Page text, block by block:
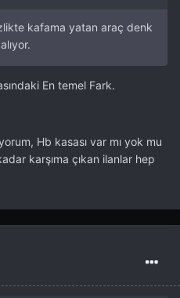
kafama yatan araç denk
En temel Fark.
Hb kasası var mı yok mu
karşıma çıkan ilanlar hep